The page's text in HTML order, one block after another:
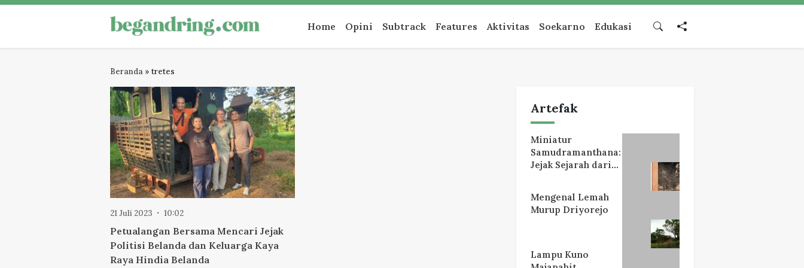
Skip
Begandring
Menjaga ingatan untuk masa depan Home Opini Subtrack Features Aktivitas Soekarno Edukasi
Beranda » tretes
21 Juli 2023 10:02
Petualangan Bersama Mencari Jejak
Politisi Belanda dan Keluarga Kaya
Raya Hindia Belanda
Artefak
Miniatur
Samudramanthana:
Jejak Sejarah dari
Mengenal Lemah
Murup Driyorejo
Lampu Kuno